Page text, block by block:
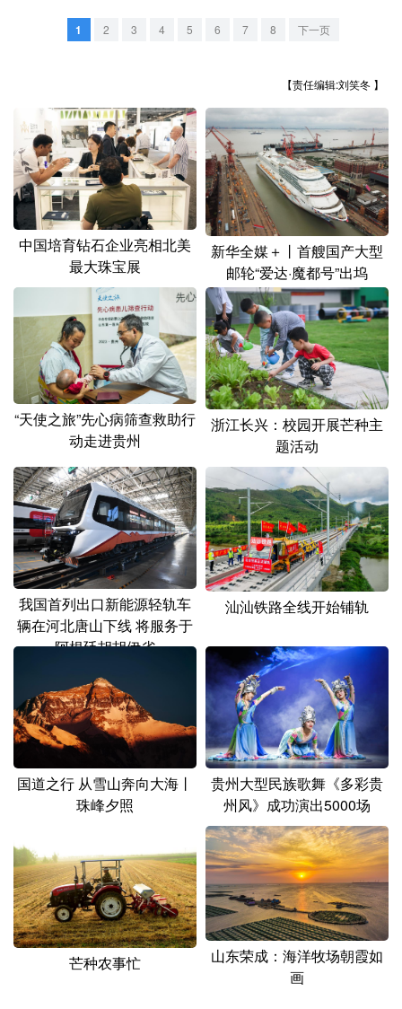
山西
辽宁 吉林 上海 江苏
浙江 安徽 福建 江西
山东 河南 湖北 湖南
广东 广西 海南 重庆
四川 贵州 云南 西藏
陕西 甘肃 青海 宁夏
新疆 内蒙古 黑龙江
多语种频道
English Español Français عربى
Русский язык 日本語 한국어
Deutsch Português
1 2 3 4 5 6 7 8 下一页
【责任编辑:刘笑冬 】
中国培育钻石企业亮相北美
最大珠宝展
新华全媒＋丨首艘国产大型
邮轮“爱达·魔都号”出坞
“天使之旅”先心病筛查救助行
动走进贵州
浙江长兴：校园开展芒种主
题活动
我国首列出口新能源轻轨车
辆在河北唐山下线 将服务于
阿根廷胡胡伊省
汕汕铁路全线开始铺轨
国道之行 从雪山奔向大海丨
珠峰夕照
贵州大型民族歌舞《多彩贵
州风》成功演出5000场
芒种农事忙
山东荣成：海洋牧场朝霞如
画